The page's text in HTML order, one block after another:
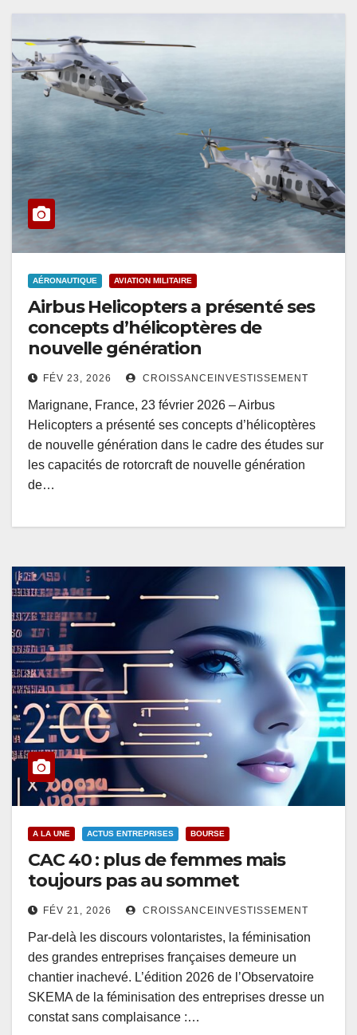
AÉRONAUTIQUE AVIATION MILITAIRE
Airbus Helicopters a présenté ses
concepts d’hélicoptères de
nouvelle génération
FÉV 23, 2026 CROISSANCEINVESTISSEMENT
Marignane, France, 23 février 2026 – Airbus
Helicopters a présenté ses concepts d’hélicoptères
de nouvelle génération dans le cadre des études sur
les capacités de rotorcraft de nouvelle génération
de…
A LA UNE ACTUS ENTREPRISES BOURSE
CAC 40 : plus de femmes mais
toujours pas au sommet
FÉV 21, 2026 CROISSANCEINVESTISSEMENT
Par-delà les discours volontaristes, la féminisation
des grandes entreprises françaises demeure un
chantier inachevé. L’édition 2026 de l’Observatoire
SKEMA de la féminisation des entreprises dresse un
constat sans complaisance :…